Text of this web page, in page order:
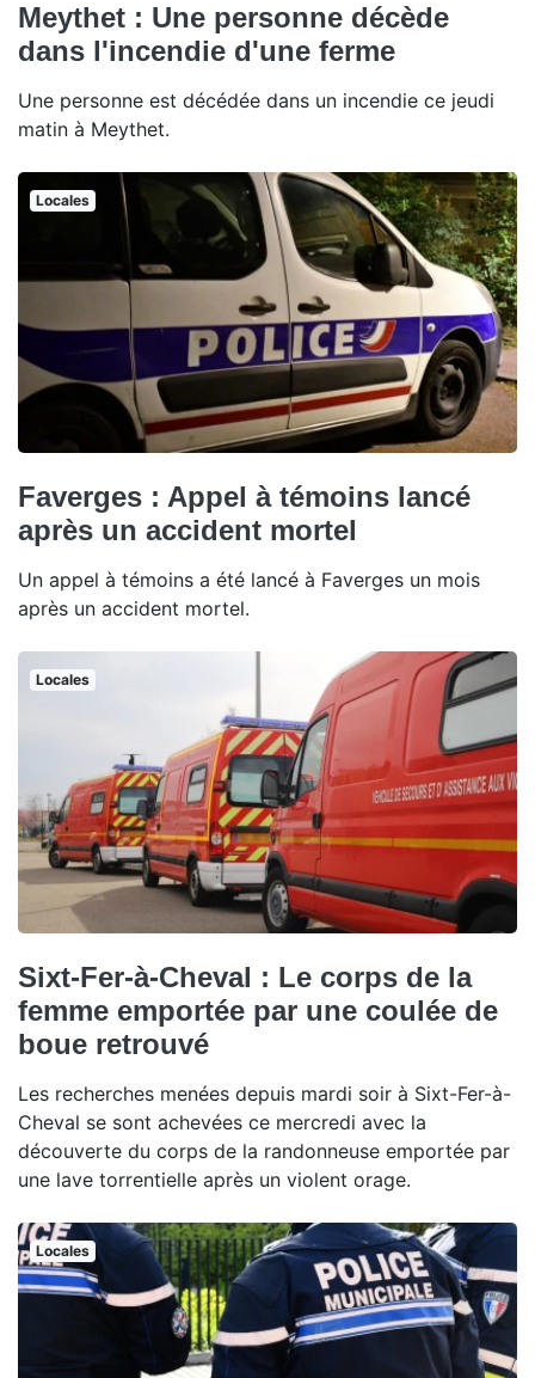
Meythet : Une personne décède
dans l'incendie d'une ferme
Une personne est décédée dans un incendie ce jeudi
matin à Meythet.
Locales
Faverges : Appel à témoins lancé
après un accident mortel
Un appel à témoins a été lancé à Faverges un mois
après un accident mortel.
Locales
Sixt-Fer-à-Cheval : Le corps de la
femme emportée par une coulée de
boue retrouvé
Les recherches menées depuis mardi soir à Sixt-Fer-à-
Cheval se sont achevées ce mercredi avec la
découverte du corps de la randonneuse emportée par
une lave torrentielle après un violent orage.
Locales